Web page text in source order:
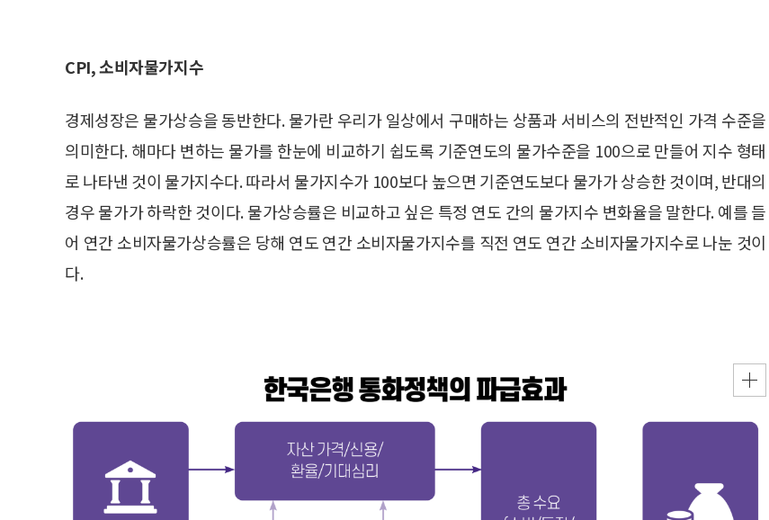
CPI, 소비자물가지수
경제성장은 물가상승을 동반한다. 물가란 우리가 일상에서 구매하는 상품과 서비스의 전반적인 가격 수준을
의미한다. 해마다 변하는 물가를 한눈에 비교하기 쉽도록 기준연도의 물가수준을 100으로 만들어 지수 형태
로 나타낸 것이 물가지수다. 따라서 물가지수가 100보다 높으면 기준연도보다 물가가 상승한 것이며, 반대의
경우 물가가 하락한 것이다. 물가상승률은 비교하고 싶은 특정 연도 간의 물가지수 변화율을 말한다. 예를 들
어 연간 소비자물가상승률은 당해 연도 연간 소비자물가지수를 직전 연도 연간 소비자물가지수로 나눈 것이
다.